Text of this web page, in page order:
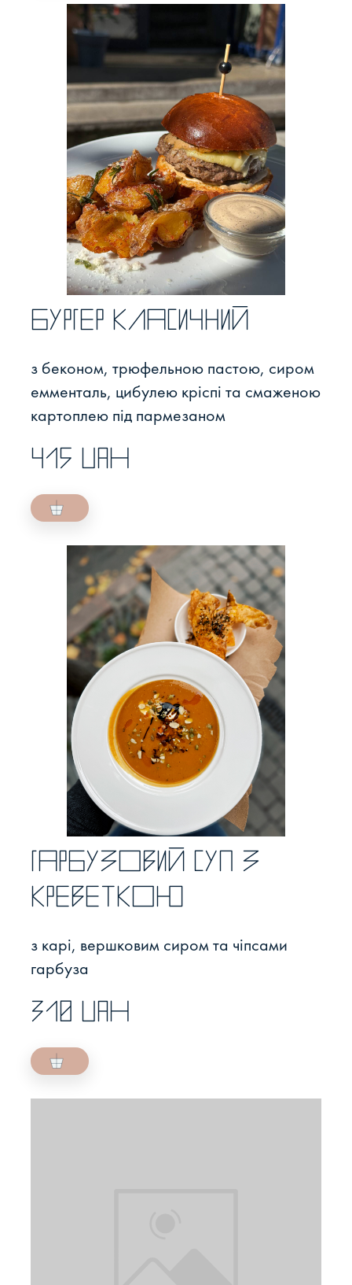
Бургер класичний
з беконом, трюфельною пастою, сиром
емменталь, цибулею кріспі та смаженою
картоплею під пармезаном
415 UAH
Гарбузовий суп з
креветкою
з карі, вершковим сиром та чіпсами
гарбуза
310 UAH